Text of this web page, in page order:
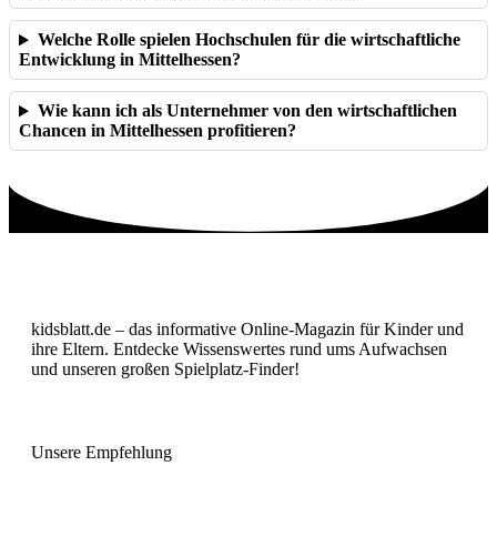
Welche Rolle spielen Hochschulen für die wirtschaftliche
Entwicklung in Mittelhessen?
Wie kann ich als Unternehmer von den wirtschaftlichen
Chancen in Mittelhessen profitieren?
kidsblatt.de – das informative Online-Magazin für Kinder und
ihre Eltern. Entdecke Wissenswertes rund ums Aufwachsen
und unseren großen Spielplatz-Finder!
Unsere Empfehlung